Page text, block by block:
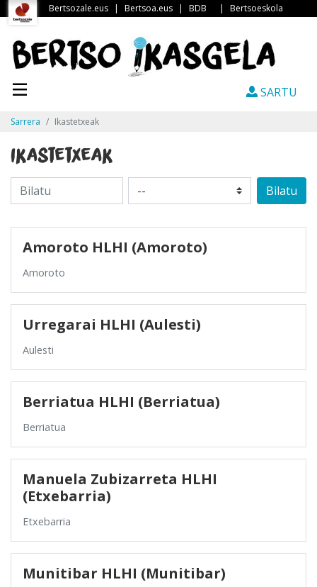
Bertsozale.eus | Bertsoa.eus | BDB | Bertsoeskola
SARTU
Sarrera Ikastetxeak
Ikastetxeak
Bilatu
Amoroto HLHI (Amoroto)
Amoroto
Urregarai HLHI (Aulesti)
Aulesti
Berriatua HLHI (Berriatua)
Berriatua
Manuela Zubizarreta HLHI
(Etxebarria)
Etxebarria
Munitibar HLHI (Munitibar)